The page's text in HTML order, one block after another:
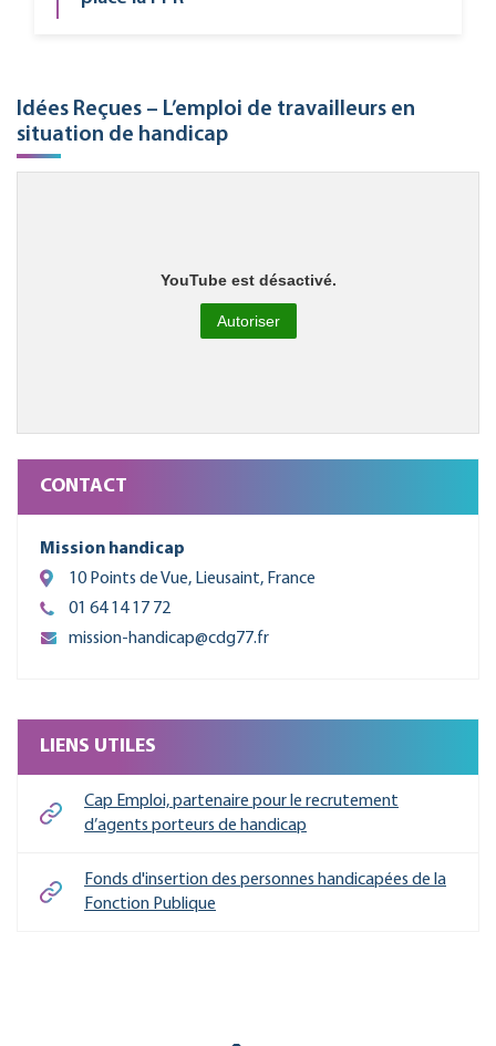
Idées Reçues – L’emploi de travailleurs en
situation de handicap
YouTube est désactivé.
Autoriser
CONTACT
Mission handicap
10 Points de Vue, Lieusaint, France
01 64 14 17 72
mission-handicap@cdg77.fr
LIENS UTILES
Cap Emploi, partenaire pour le recrutement
d’agents porteurs de handicap
Fonds d'insertion des personnes handicapées de la
Fonction Publique